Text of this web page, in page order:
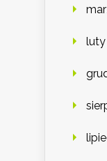
luty